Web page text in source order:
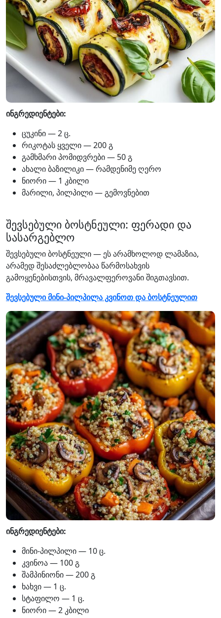
ინგრედიენტები:
ცუკინი — 2 ც.
რიკოტას ყველი — 200 გ
გამხმარი პომიდვრები — 50 გ
ახალი ბაზილიკი — რამდენიმე ღერო
ნიორი — 1 კბილი
მარილი, პილპილი — გემოვნებით
შევსებული ბოსტნეული: ფერადი და
სასარგებლო
შევსებული ბოსტნეული — ეს არამხოლოდ ლამაზია,
არამედ შესაძლებლობაა წარმოსახვის
გამოყენებისთვის, მრავალფეროვანი შიგთავსით.
შევსებული მინი-პილპილა კვინოთ და ბოსტნეულით
ინგრედიენტები:
მინი-პილპილი — 10 ც.
კვინოა — 100 გ
შამპინიონი — 200 გ
ხახვი — 1 ც.
სტაფილო — 1 ც.
ნიორი — 2 კბილი